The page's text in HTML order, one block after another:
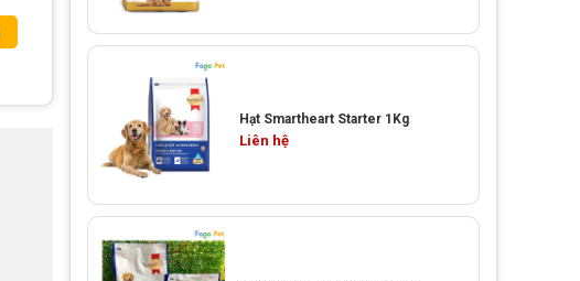
Hạt Smartheart Starter 1Kg
Liên hệ